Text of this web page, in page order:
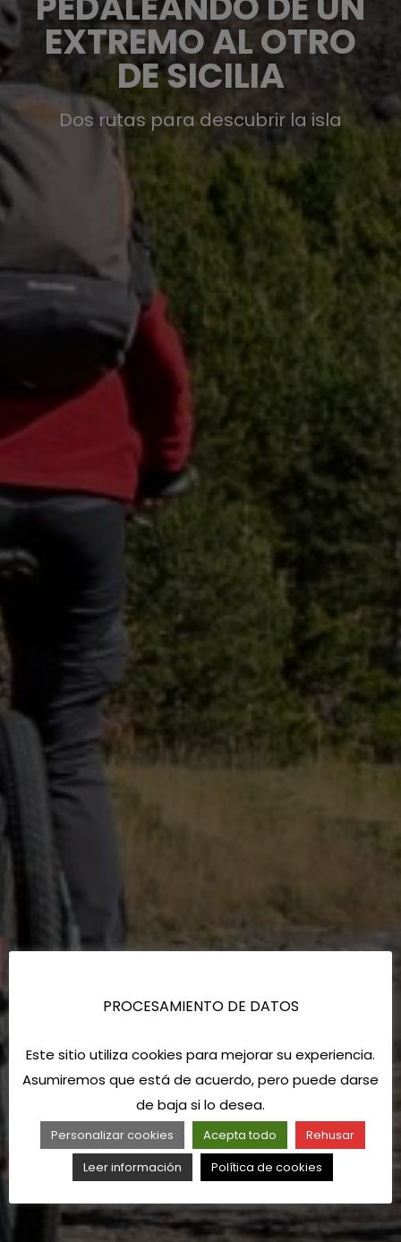
EXTREMO AL OTRO
DE SICILIA
Dos rutas para descubrir la isla
PROCESAMIENTO DE DATOS
Este sitio utiliza cookies para mejorar su experiencia.
Asumiremos que está de acuerdo, pero puede darse
de baja si lo desea.
Personalizar cookies Acepta todo
Rehusar
Leer información
Política de cookies